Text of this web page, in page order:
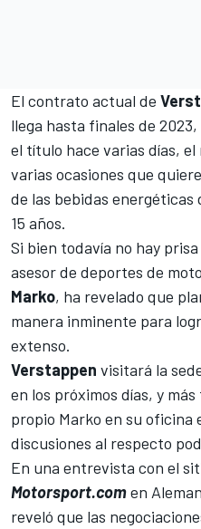
El contrato actual de
llega hasta finales de
el título hace varias días,
varias ocasiones que
de las bebidas
15 años.
Si bien todavía no hay
asesor de deportes de
Marko, ha revelado que
manera inminente para
extenso.
Verstappen visitará la
en los próximos días, y
propio Marko en su oficina
discusiones al respecto
En una entrevista con el
Motorsport.comen
reveló que las